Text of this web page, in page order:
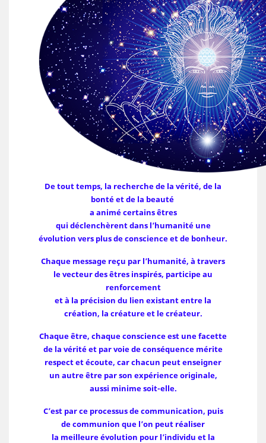
De tout temps, la recherche de la vérité, de la
bonté et de la beauté
a animé certains êtres
qui déclenchèrent dans l’humanité une
évolution vers plus de conscience et de bonheur.
Chaque message reçu par l’humanité, à travers
le vecteur des êtres inspirés, participe au
renforcement
et à la précision du lien existantentre la
création, la créature et le créateur.
Chaque être, chaque conscience est une facette
de la véritéet par voie de conséquence mérite
respect et écoute, car chacun peut enseigner
un autre être par son expérience originale,
aussi minime soit-elle.
C’est par ce processus de communication, puis
de communion que l’on peut réaliser
la meilleure évolution pour l’individu et la